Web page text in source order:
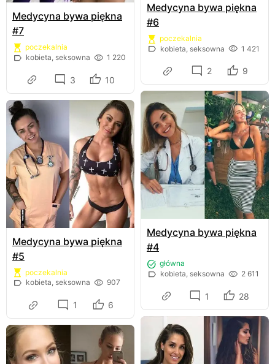
Medycyna bywa piękna
#7
poczekalnia
kobieta, seksowna
1 220
3 10
Medycyna bywa piękna
#6
poczekalnia
kobieta, seksowna
1 421
2 9
Medycyna bywa piękna
#5
poczekalnia
kobieta, seksowna
907
1 6
Medycyna bywa piękna
#4
główna
kobieta, seksowna
2 611
1 28